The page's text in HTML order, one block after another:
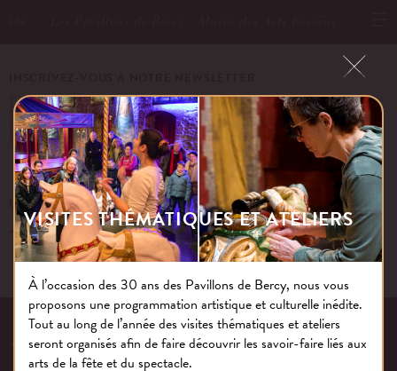
VISITES THÉMATIQUES ET ATELIERS
À l’occasion des 30 ans des Pavillons de Bercy, nous vous
proposons une programmation artistique et culturelle inédite.
Tout au long de l’année des visites thématiques et ateliers
seront organisés afin de faire découvrir les savoir-faire liés aux
arts de la fête et du spectacle.
OK
UN ÉVÉNEMENT, UNE QUESTION ?
+33 (0)1 43 40 16 22
EQUIPE NOS ENGAGEMENTS FAQ
MENTIONS LÉGALES
53 AVENUE DES TERROIRS DE FRANCE, 75012 PARIS | FRANCE